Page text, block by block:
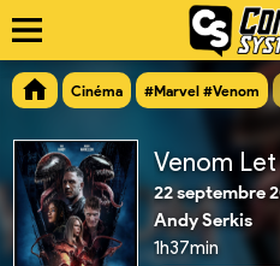
Cinéma #Marvel #Venom
Venom
22 septembre
Andy Serkis
1h37min